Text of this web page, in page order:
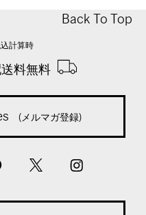
Back To Top
計算時
料無料
(メルマガ登録)